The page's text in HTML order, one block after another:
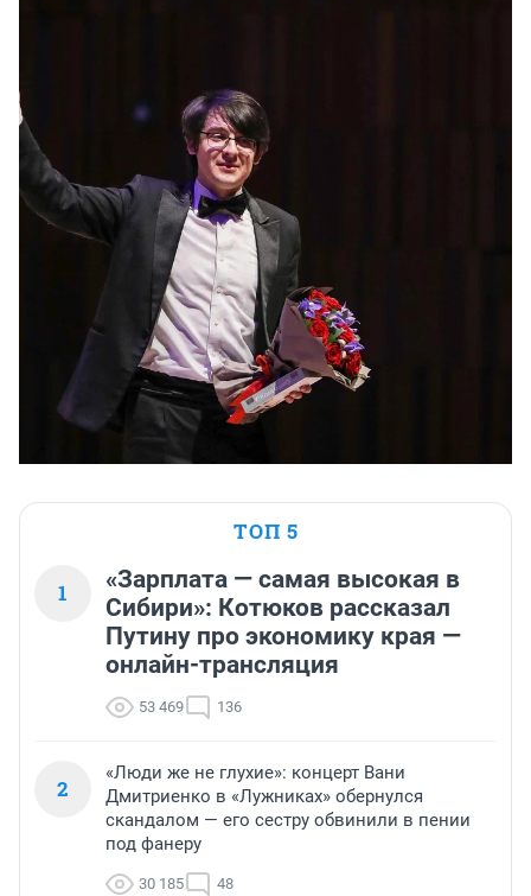
ТОП 5
1
«Зарплата — самая высокая в
Сибири»: Котюков рассказал
Путину про экономику края —
онлайн-трансляция
53 469 136
2
«Люди же не глухие»: концерт Вани
Дмитриенко в «Лужниках» обернулся
скандалом — его сестру обвинили в пении
под фанеру
30 185 48